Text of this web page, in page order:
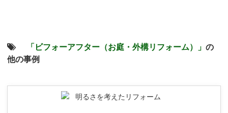
「ビフォーアフター（お庭・外構リフォーム）」 の
他の事例